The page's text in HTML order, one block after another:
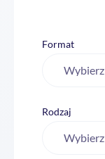
Format
Rodzaj